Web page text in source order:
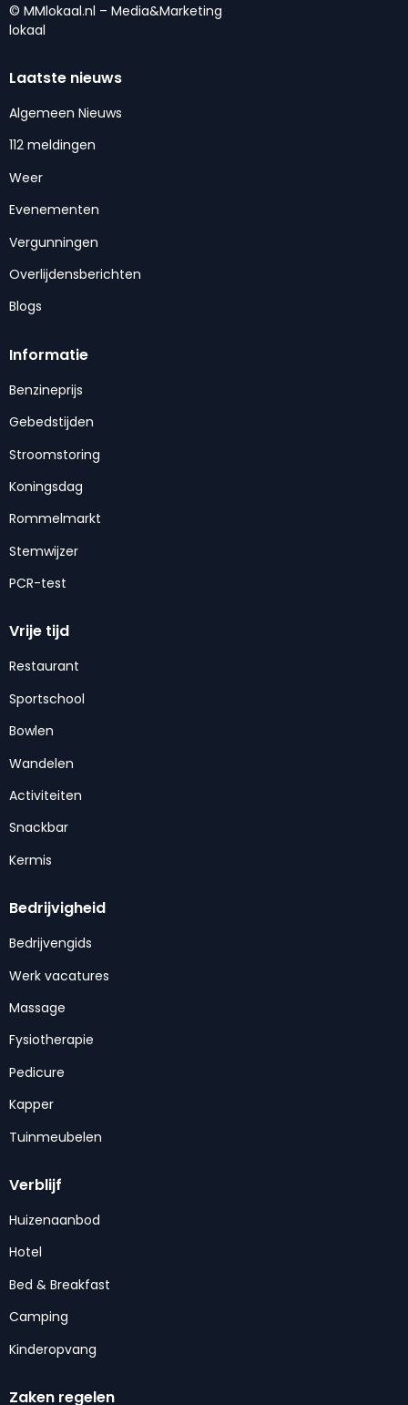
© MMlokaal.nl – Media&Marketing
lokaal
Laatste nieuws
Algemeen Nieuws
112 meldingen
Weer
Evenementen
Vergunningen
Overlijdensberichten
Blogs
Informatie
Benzineprijs
Gebedstijden
Stroomstoring
Koningsdag
Rommelmarkt
Stemwijzer
PCR-test
Vrije tijd
Restaurant
Sportschool
Bowlen
Wandelen
Activiteiten
Snackbar
Kermis
Bedrijvigheid
Bedrijvengids
Werk vacatures
Massage
Fysiotherapie
Pedicure
Kapper
Tuinmeubelen
Verblijf
Huizenaanbod
Hotel
Bed & Breakfast
Camping
Kinderopvang
Zaken regelen